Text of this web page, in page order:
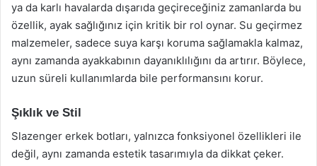
ya da karlı havalarda dışarıda geçireceğiniz zamanlarda bu
özellik, ayak sağlığınız için kritik bir rol oynar. Su geçirmez
malzemeler, sadece suya karşı koruma sağlamakla kalmaz,
aynı zamanda ayakkabının dayanıklılığını da artırır. Böylece,
uzun süreli kullanımlarda bile performansını korur.
Şıklık ve Stil
Slazenger erkek botları, yalnızca fonksiyonel özellikleri ile
değil, aynı zamanda estetik tasarımıyla da dikkat çeker.